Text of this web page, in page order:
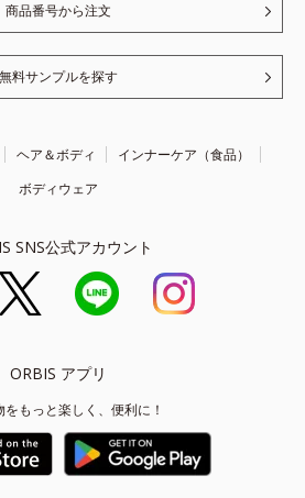
商品番号から注文
無料サンプルを探す
ヘア＆ボディ
インナーケア（食品）
ボディウェア
SNS公式アカウント
ORBIS アプリ
をもっと楽しく、便利に！